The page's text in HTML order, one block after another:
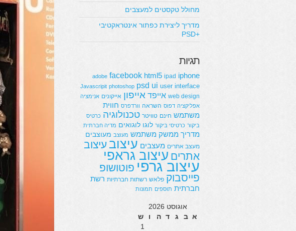
מחולל טקסטים למעצבים
מדריך ליצירת כפתור אינטראקטיבי
+PSD
תגיות
adobe facebook html5 ipad iphone
Javascripit photoshop psd ui user interface
web design אייפד אייפון אייקונים אנימציה
אפליקציה דפוס השראה וורדפרס חווית
משתמש חינם טוויטר טכנולוגיה כרטיס
ביקור כרטיסי ביקור לוגו לוגואים מדיה חברתית
מדריך ממשק משתמש מעוצב מעוצבים
מעצב אתרים מעצבים עיצוב עיצוב
אתרים עיצוב גראפי
עיצוב גרפי פוטושופ
פייסבוק פלאש רשתות חברתיות רשת
חברתית תוספים תמונות
אוגוסט 2026
א ב ג ד ה ו
ש
1